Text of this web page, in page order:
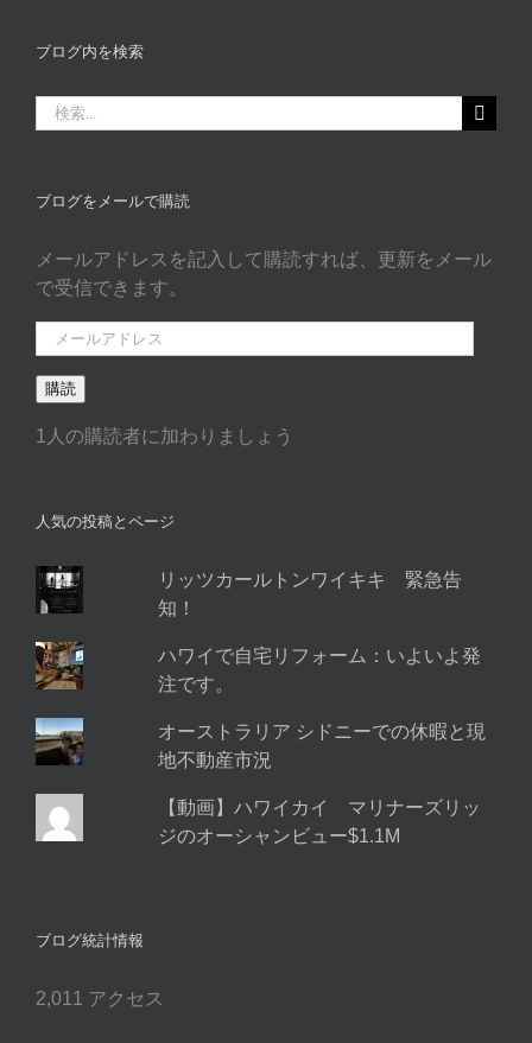
カ
ゴ
リ
ブログ内を検索
索
ブログをメールで購読
メールアドレスを記入して購読すれば、更新をメール
で受信できます。
ー
ル
ド
購読
1人の購読者に加わりましょう
人気の投稿とページ
リッツカールトンワイキキ 緊急告
知！
ハワイで自宅リフォーム：いよいよ発
注です。
オーストラリア シドニーでの休暇と現
地不動産市況
【動画】ハワイカイ マリナーズリッ
ジのオーシャンビュー$1.1M
ブログ統計情報
2,011 アクセス